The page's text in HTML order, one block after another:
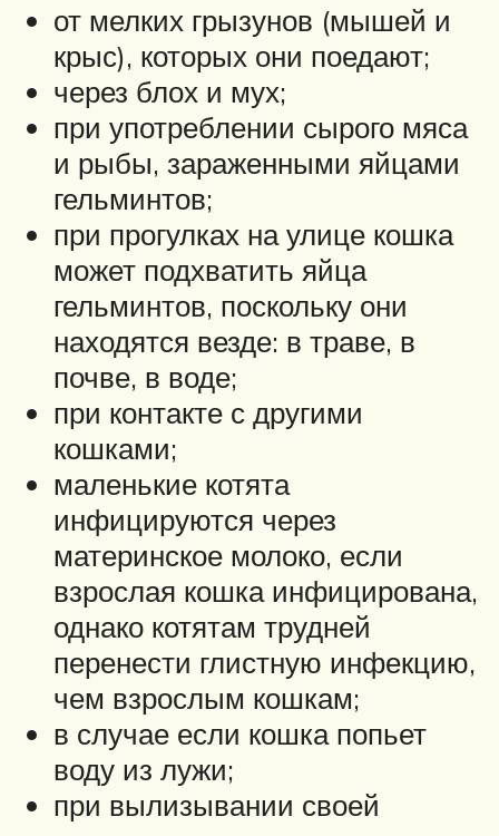
от мелких грызунов (мышей и
крыс), которых они поедают;
через блох и мух;
при употреблении сырого мяса
и рыбы, зараженными яйцами
гельминтов;
при прогулках на улице кошка
может подхватить яйца
гельминтов, поскольку они
находятся везде: в траве, в
почве, в воде;
при контакте с другими
кошками;
маленькие котята
инфицируются через
материнское молоко, если
взрослая кошка инфицирована,
однако котятам трудней
перенести глистную инфекцию,
чем взрослым кошкам;
в случае если кошка попьет
воду из лужи;
при вылизывании своей